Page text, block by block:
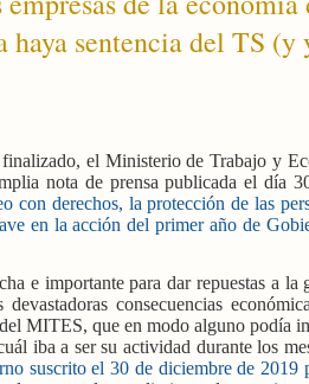
sentencia del TS (y
el Ministerio de Trabajo y
nota de prensa publicada el día
con derechos, la protección de las
en la acción del primer año de
e importante para dar repuestas a la
consecuencias
MITES, que en modo alguno podía
iba a ser su actividad durante los
suscrito el 30 de diciembre de 2019